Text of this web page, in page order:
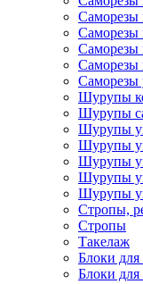
Саморезы
Саморезы
Саморезы
Саморезы
Шурупы
Шурупы
Шурупы
Шурупы
Шурупы
Шурупы
Шурупы
Стропы,
Стропы
Такелаж
Блоки для
Блоки